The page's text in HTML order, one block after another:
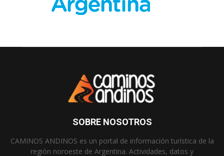
SOBRE NOSOTROS
CAMINOS ANDINOS es un portal de información turística de la
región noroeste de Argentina. Actividades, datos y